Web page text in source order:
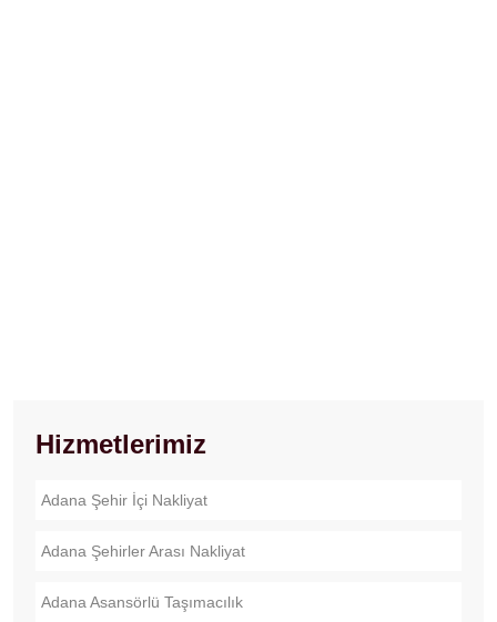
Hizmetlerimiz
Adana Şehir İçi Nakliyat
Adana Şehirler Arası Nakliyat
Adana Asansörlü Taşımacılık